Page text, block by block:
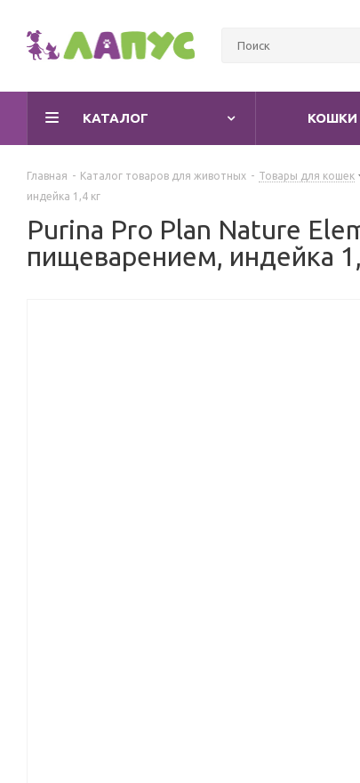
КАТАЛОГ КОШКИ
Главная - Каталог товаров для животных - Товары для кошек
индейка 1,4 кг
Purina Pro Plan Nature
пищеварением, индейка